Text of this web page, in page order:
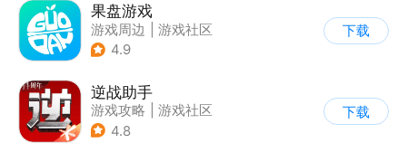
果盘游戏
游戏周边
游戏社区
4.9
下载
逆战助手
游戏攻略
游戏社区
4.8
下载